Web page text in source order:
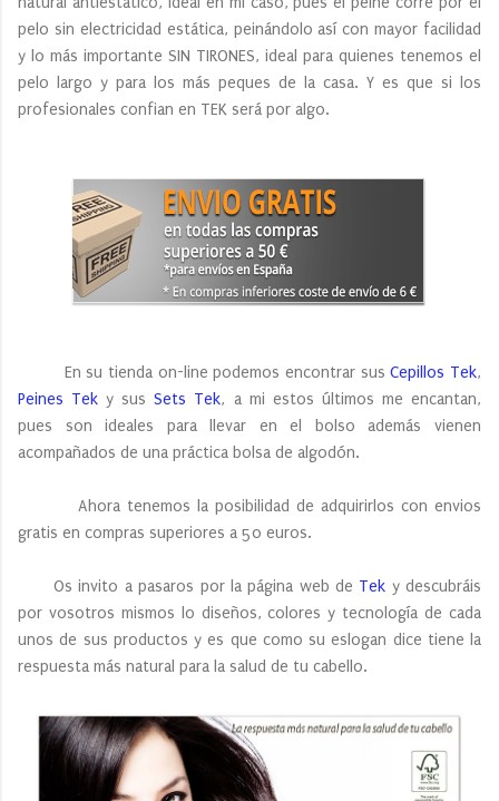
pelo sin electricidad estática, peinándolo así con mayor facilidad
y lo más importante SIN TIRONES, ideal para quienes tenemos el
pelo largo y para los más peques de la casa. Y es que si los
profesionales confian en TEK será por algo.
En su tienda on-line podemos encontrar susCepillos Tek,
Peines Tek y susSets Tek, a mi estos últimos me encantan,
pues son ideales para llevar en el bolso además vienen
acompañados de una práctica bolsa de algodón.
Ahora tenemos la posibilidad de adquirirlos con envios
gratis en compras superiores a 50 euros.
Os invito a pasaros por la página web de Tek y descubráis
por vosotros mismos lo diseños, colores y tecnología de cada
unos de sus productos y es que como su eslogan dice tiene la
respuesta más natural para la salud de tu cabello.